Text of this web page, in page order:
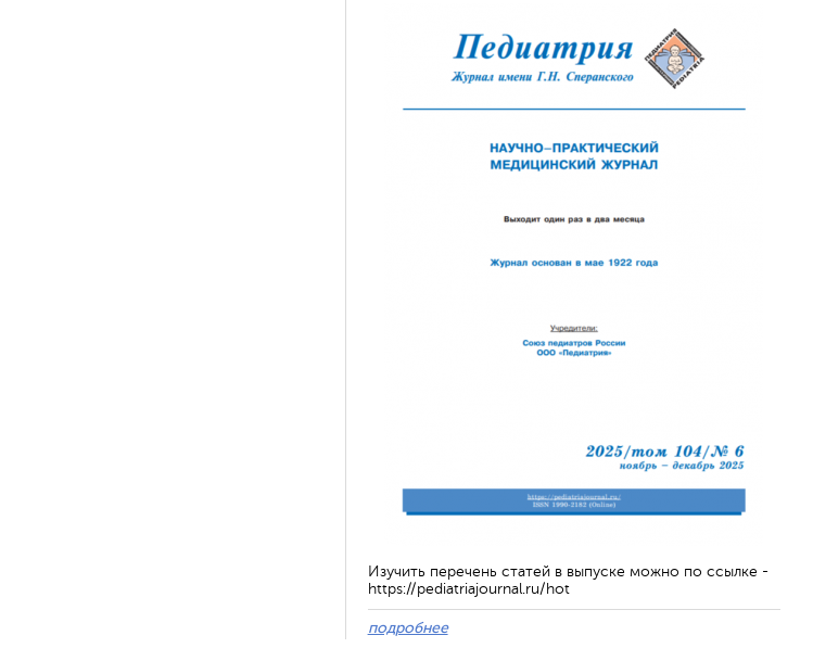
Изучить перечень статей в выпуске можно по ссылке -
https://pediatriajournal.ru/hot
подробнее